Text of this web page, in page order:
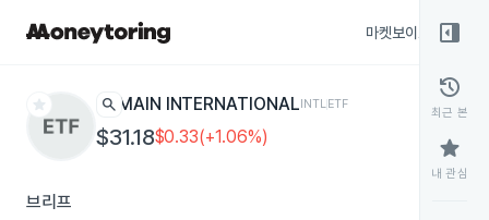
마켓보이스
star search MAIN INTERNATIONALINTLETF
$31.18$0.33(+1.06%)
브리프
right_panel_open
history
최근 본
star
내 관심